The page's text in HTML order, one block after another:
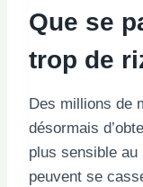
Que se
trop de
Des millions de
désormais
plus sensible
peuvent se